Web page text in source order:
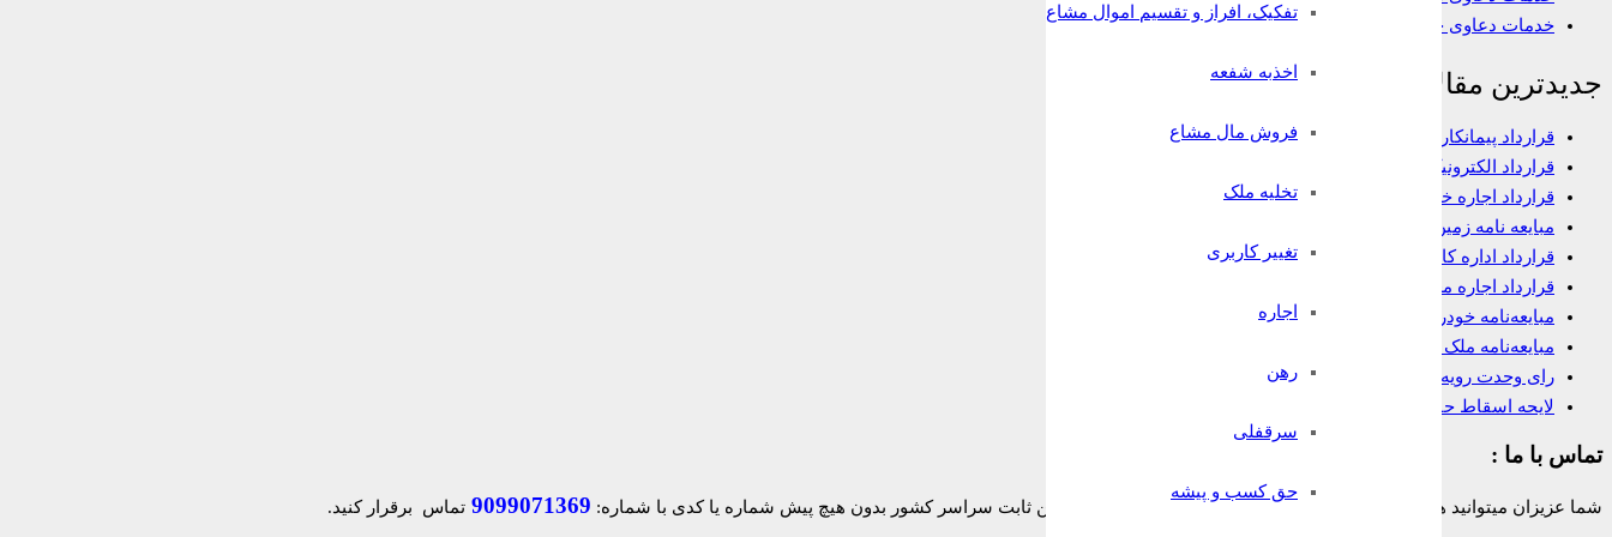
تفکیک، افراز و تقسیم اموال مشاع
اخذبه شفعه
فروش مال مشاع
تخلیه ملک
تغییر کاربری
اجاره
رهن
سرقفلی
حق کسب و پیشه
خدمات دعاوی خانواده
جدیدترین مقالات
قرارداد پیمانکاری
قرارداد الکترونیک وکالت
قرارداد اجاره خانه
مبایعه نامه زمین
قرارداد اداره کار
قرارداد اجاره مغازه
مبایعه‌نامه خودرو
مبایعه‌نامه ملک تجاری
رای وحدت رویه در مورد شرط داوری
لایحه اسقاط حق
تماس با ما :
شما عزیزان میتوانید همه روزه و به صورت 24 ساعته حتی ایام تعطیل از تلفن ثابت سراسر کشور بدون هیچ پیش شماره یا کدی با شماره: 9099071369 تماس برقرار کنید.